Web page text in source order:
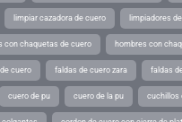
limpiar cazadora de cuero limpiadores
con chaquetas de cuero hombres con
cuero faldas de cuero zara faldas
cuero de pu cuero de la pu cuchillos